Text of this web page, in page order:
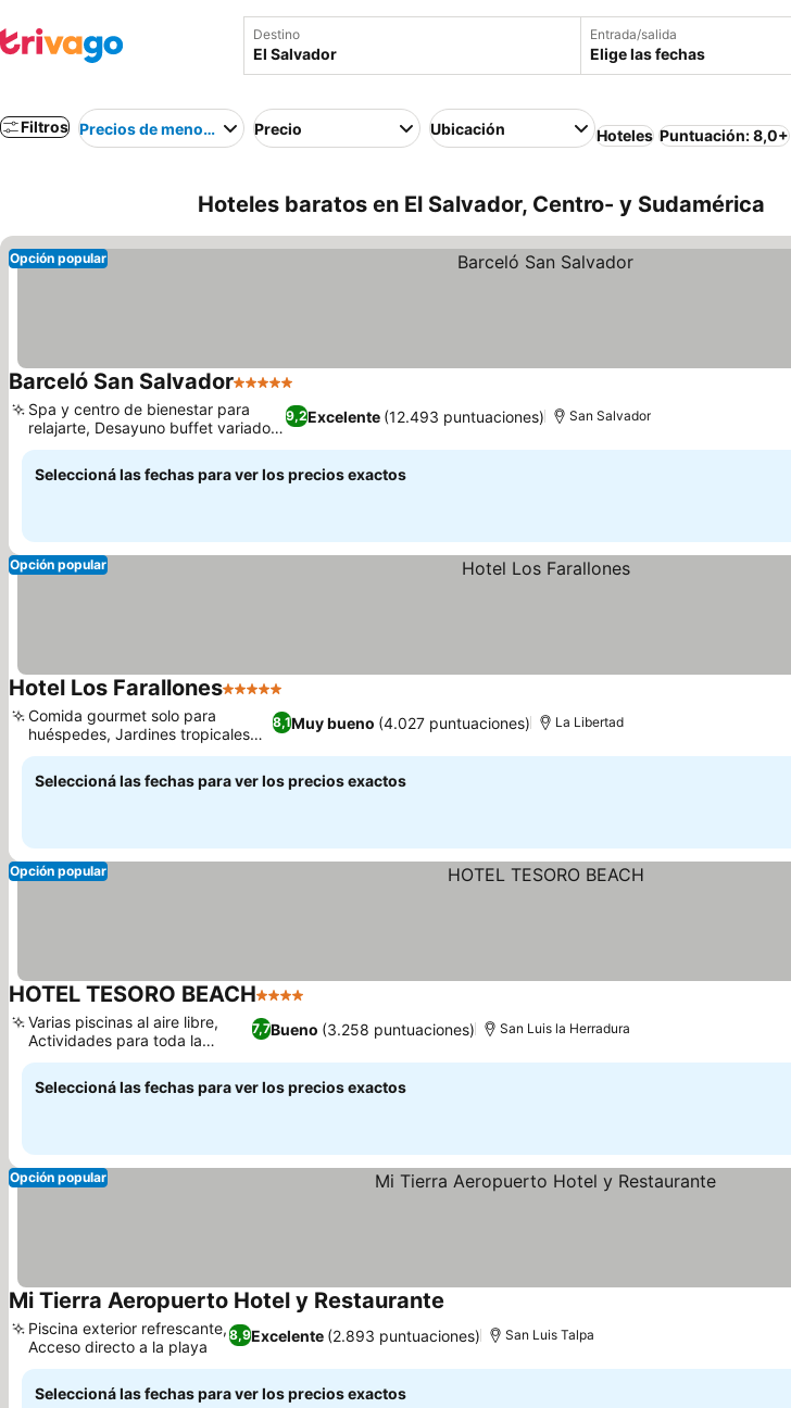
Destino Entrada/salida
Elige las fechas
Filtros Precios de menor a mayorPrecio Ubicación Hoteles Puntuación: 8,0+
Hoteles baratos en El Salvador, Centro- y Sudamérica
Opción popular
Barceló San Salvador5 Estrellas
9,2Excelente (12.493 puntuaciones)
Spa y centro de bienestar para
relajarte, Desayuno buffet variado y
delicioso
San Salvador
Seleccioná las fechas para ver los precios exactos
Opción popular
Hotel Los Farallones5 Estrellas
8,1Muy bueno (4.027 puntuaciones)
Comida gourmet solo para
huéspedes, Jardines tropicales
exuberantes
La Libertad
Seleccioná las fechas para ver los precios exactos
Opción popular
HOTEL TESORO BEACH4 Estrellas
7,7Bueno (3.258 puntuaciones)
Varias piscinas al aire libre,
Actividades para toda la
familia
San Luis la Herradura
Seleccioná las fechas para ver los precios exactos
Opción popular
Mi Tierra Aeropuerto Hotel y Restaurante
8,9Excelente (2.893 puntuaciones)
Piscina exterior refrescante,
Acceso directo a la playa
San Luis Talpa
Seleccioná las fechas para ver los precios exactos